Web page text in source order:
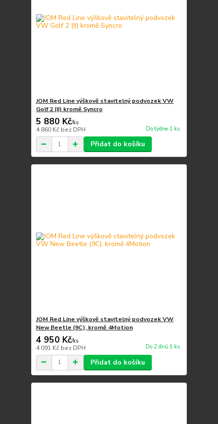
JOM Red Line výškově stavitelný podvozek VW
Golf 2 (II) kromě Syncro
5 880 Kč/ks
4 860 Kč bez DPH Do týdne 1 ks
Přidat do košíku
JOM Red Line výškově stavitelný podvozek VW
New Beetle (9C), kromě 4Motion
4 950 Kč/ks
4 091 Kč bez DPH Do 2 dnů 1 ks
Přidat do košíku